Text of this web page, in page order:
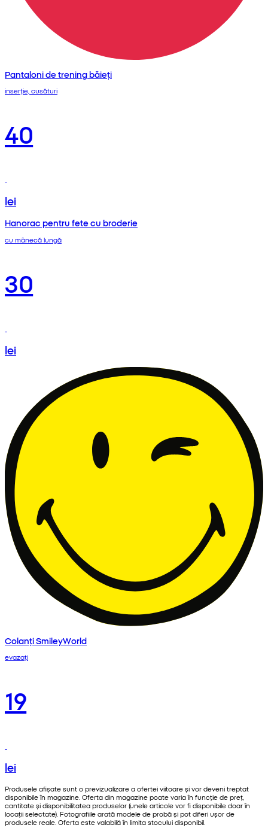
Pantaloni de trening băieți
inserție, cusături
40
lei
Hanorac pentru fete cu broderie
cu mânecă lungă
30
lei
Colanți SmileyWorld
evazați
19
lei
Produsele afișate sunt o previzualizare a ofertei viitoare și vor deveni treptat
disponibile în magazine. Oferta din magazine poate varia în funcție de preț,
cantitate și disponibilitatea produselor (unele articole vor fi disponibile doar în
locații selectate). Fotografiile arată modele de probă și pot diferi ușor de
produsele reale. Oferta este valabilă în limita stocului disponibil.